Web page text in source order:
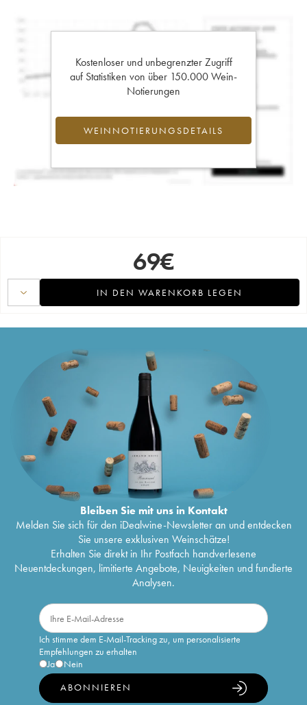
Kostenloser und unbegrenzter Zugriff
auf Statistiken von über 150.000 Wein-
Notierungen
WEINNOTIERUNGSDETAILS
69€
IN DEN WARENKORB LEGEN
Bleiben Sie mit uns in Kontakt
Melden Sie sich für den iDealwine-Newsletter an und entdecken
Sie unsere exklusiven Weinschätze!
Erhalten Sie direkt in Ihr Postfach handverlesene
Neuentdeckungen, limitierte Angebote, Neuigkeiten und fundierte
Analysen.
Ich stimme dem E-Mail-Tracking zu, um personalisierte
Empfehlungen zu erhalten
Ja
Nein
ABONNIEREN